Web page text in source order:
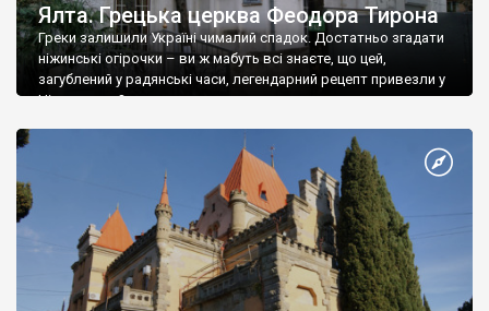
Ялта. Грецька церква Феодора Тирона
Греки залишили Україні чималий спадок. Достатньо згадати
ніжинські огірочки – ви ж мабуть всі знаєте, що цей,
загублений у радянські часи, легендарний рецепт привезли у
Ніжин греки?